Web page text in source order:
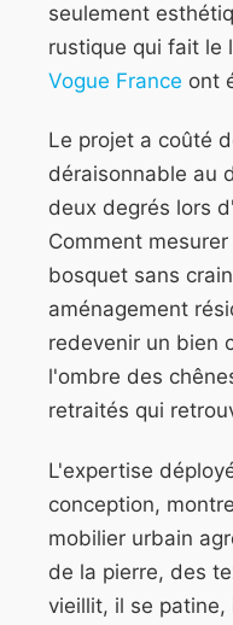
seulement
rustique qui fait le
Vogue France ont
Le projet a coûté
déraisonnable au
deux degrés lors
Comment
bosquet sans
aménagement
redevenir un bien
l'ombre des
retraités qui
L'expertise
conception,
mobilier urbain
de la pierre, des
vieillit, il se